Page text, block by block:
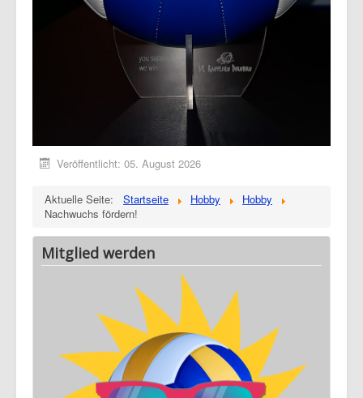
Veröffentlicht: 05. August 2026
Aktuelle Seite: Startseite Hobby
Hobby
Nachwuchs fördern!
Mitglied werden